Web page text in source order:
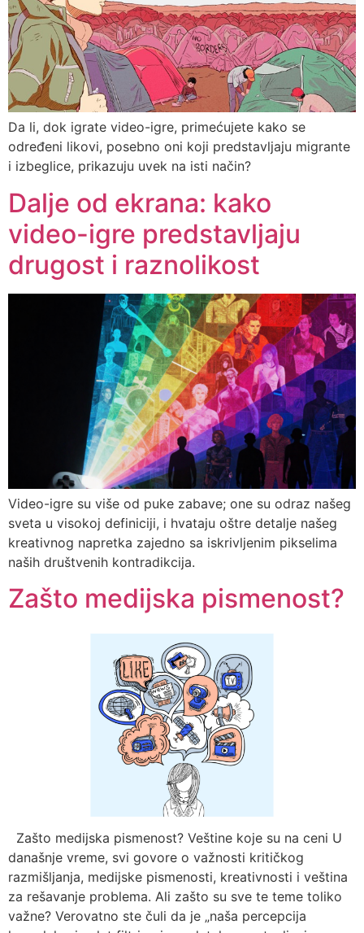
Da li, dok igrate video-igre, primećujete kako se
određeni likovi, posebno oni koji predstavljaju migrante
i izbeglice, prikazuju uvek na isti način?
Dalje od ekrana: kako
video-igre predstavljaju
drugost i raznolikost
Video-igre su više od puke zabave; one su odraz našeg
sveta u visokoj definiciji, i hvataju oštre detalje našeg
kreativnog napretka zajedno sa iskrivljenim pikselima
naših društvenih kontradikcija.
Zašto medijska pismenost?
Zašto medijska pismenost? Veštine koje su na ceni U
današnje vreme, svi govore o važnosti kritičkog
razmišljanja, medijske pismenosti, kreativnosti i veština
za rešavanje problema. Ali zašto su sve te teme toliko
važne? Verovatno ste čuli da je „naša percepcija